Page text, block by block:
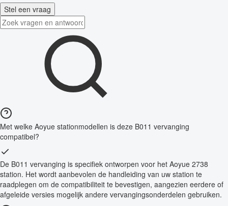
Stel een vraag
Met welke Aoyue stationmodellen is deze B011 vervanging
compatibel?
De B011 vervanging is specifiek ontworpen voor het Aoyue 2738
station. Het wordt aanbevolen de handleiding van uw station te
raadplegen om de compatibiliteit te bevestigen, aangezien eerdere of
afgeleide versies mogelijk andere vervangingsonderdelen gebruiken.